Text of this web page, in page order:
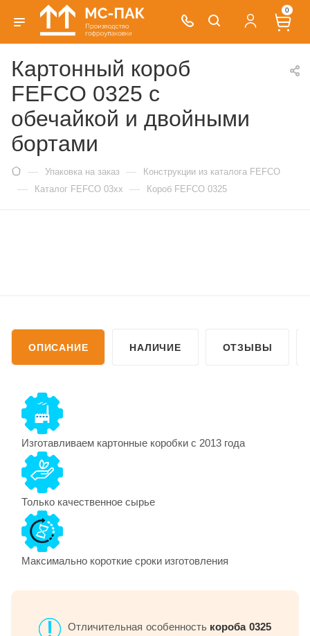
0
Картонный короб
FEFCO 0325 с
обечайкой и двойными
бортами
— Упаковка на заказ — Конструкции из каталога FEFCO
— Каталог FEFCO 03xx — Короб FEFCO 0325
ОПИСАНИЕ НАЛИЧИЕ ОТЗЫВЫ
Изготавливаем картонные коробки с 2013 года
Только качественное сырье
Максимально короткие сроки изготовления
Отличительная особенность короба 0325